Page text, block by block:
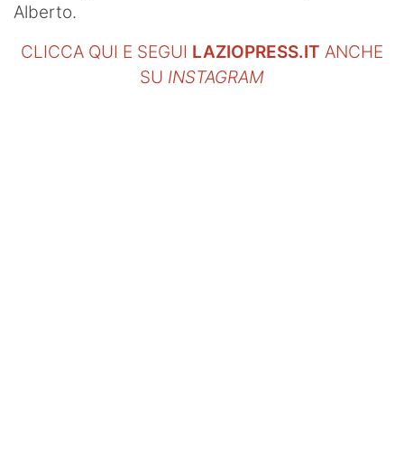
Alberto.
CLICCA QUI E SEGUI LAZIOPRESS.IT ANCHE
SU INSTAGRAM